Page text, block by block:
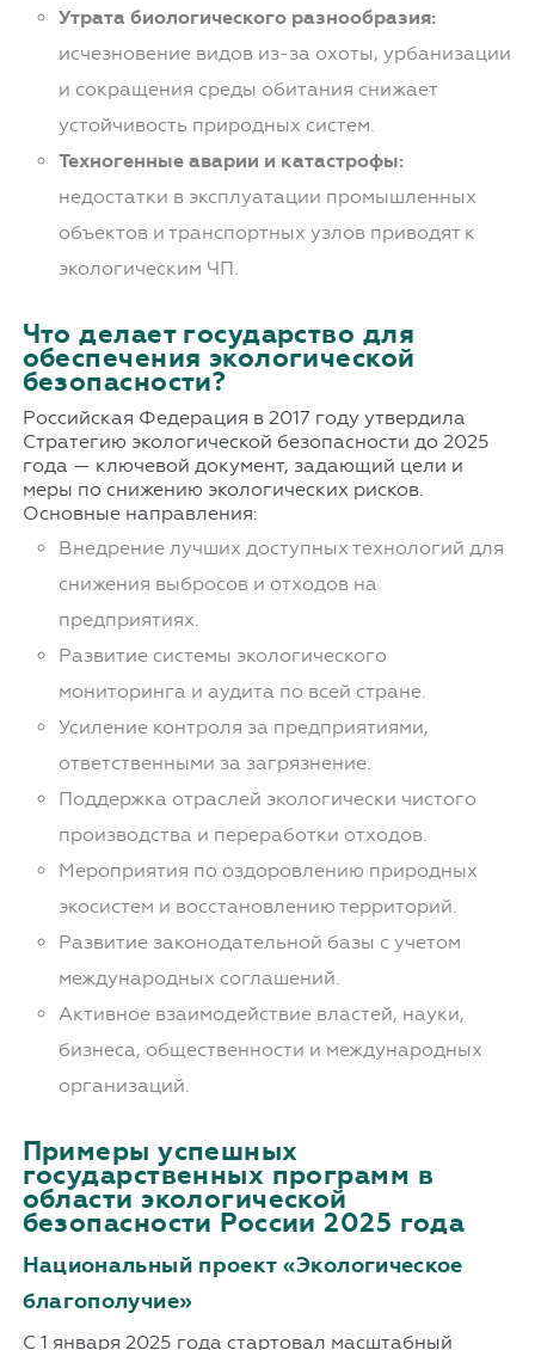
Утрата биологического разнообразия:
исчезновение видов из-за охоты, урбанизации
и сокращения среды обитания снижает
устойчивость природных систем.
Техногенные аварии и катастрофы:
недостатки в эксплуатации промышленных
объектов и транспортных узлов приводят к
экологическим ЧП.
Что делает государство для
обеспечения экологической
безопасности?
Российская Федерация в 2017 году утвердила
Стратегию экологической безопасности до 2025
года — ключевой документ, задающий цели и
меры по снижению экологических рисков.
Основные направления:
Внедрение лучших доступных технологий для
снижения выбросов и отходов на
предприятиях.
Развитие системы экологического
мониторинга и аудита по всей стране.
Усиление контроля за предприятиями,
ответственными за загрязнение.
Поддержка отраслей экологически чистого
производства и переработки отходов.
Мероприятия по оздоровлению природных
экосистем и восстановлению территорий.
Развитие законодательной базы с учетом
международных соглашений.
Активное взаимодействие властей, науки,
бизнеса, общественности и международных
организаций.
Примеры успешных
государственных программ в
области экологической
безопасности России 2025 года
Национальный проект «Экологическое
благополучие»
С 1 января 2025 года стартовал масштабный